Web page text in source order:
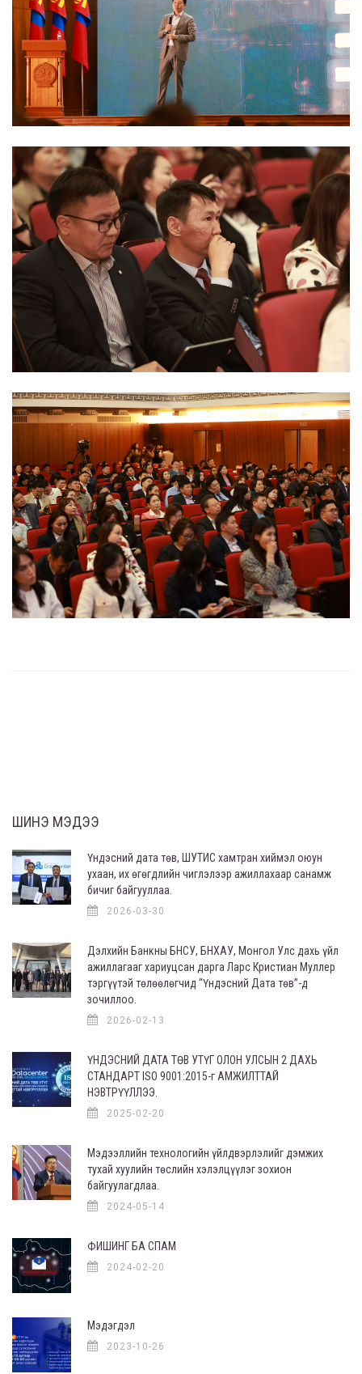
ШИНЭ МЭДЭЭ
Үндэсний дата төв, ШУТИС хамтран хиймэл оюун
ухаан, их өгөгдлийн чиглэлээр ажиллахаар санамж
бичиг байгууллаа.
2026-03-30
Дэлхийн Банкны БНСУ, БНХАУ, Монгол Улс дахь үйл
ажиллагааг хариуцсан дарга Ларс Кристиан Муллер
тэргүүтэй төлөөлөгчид “Үндэсний Дата төв”-д
зочиллоо.
2026-02-13
ҮНДЭСНИЙ ДАТА ТӨВ УТҮГ ОЛОН УЛСЫН 2 ДАХЬ
СТАНДАРТ ISO 9001:2015-г АМЖИЛТТАЙ
НЭВТРҮҮЛЛЭЭ.
2025-02-20
Мэдээллийн технологийн үйлдвэрлэлийг дэмжих
тухай хуулийн төслийн хэлэлцүүлэг зохион
байгуулагдлаа.
2024-05-14
ФИШИНГ БА СПАМ
2024-02-20
Мэдэгдэл
2023-10-26